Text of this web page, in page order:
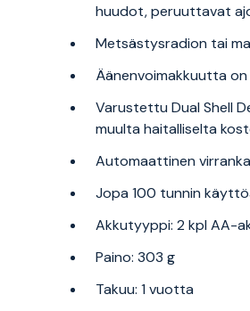
huudot, peruuttavat
Metsästysradion tai
Äänenvoimakkuutta
Varustettu Dual Shell
muulta haitalliselta
Automaattinen
Jopa 100 tunnin
Akkutyyppi: 2 kpl AA-
Paino: 303 g
Takuu: 1 vuotta